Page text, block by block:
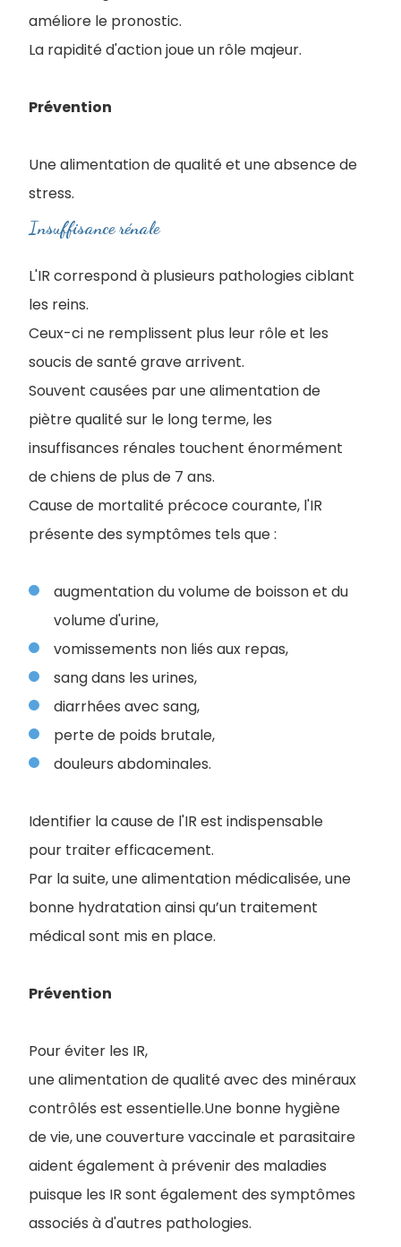
améliore le pronostic.
La rapidité d'action joue un rôle majeur.
Prévention
Une alimentation de qualité et une absence de
stress.
Insuffisance rénale
L'IR correspond à plusieurs pathologies ciblant
les reins.
Ceux-ci ne remplissent plus leur rôle et les
soucis de santé grave arrivent.
Souvent causées par une alimentation de
piètre qualité sur le long terme, les
insuffisances rénales touchent énormément
de chiens de plus de 7 ans.
Cause de mortalité précoce courante, l'IR
présente des symptômes tels que :
augmentation du volume de boisson et du
volume d'urine,
vomissements non liés aux repas,
sang dans les urines,
diarrhées avec sang,
perte de poids brutale,
douleurs abdominales.
Identifier la cause de l'IR est indispensable
pour traiter efficacement.
Par la suite, une alimentation médicalisée, une
bonne hydratation ainsi qu’un traitement
médical sont mis en place.
Prévention
Pour éviter les IR,
une alimentation de qualité avec des minéraux
contrôlés est essentielle.Une bonne hygiène
de vie, une couverture vaccinale et parasitaire
aident également à prévenir des maladies
puisque les IR sont également des symptômes
associés à d'autres pathologies.